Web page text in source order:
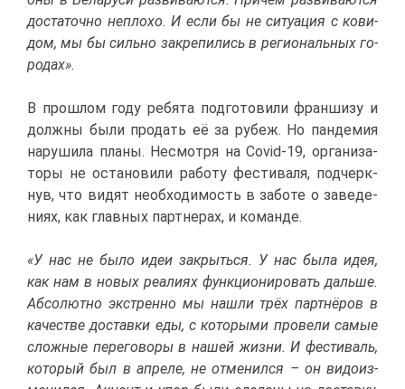
до­ста­точ­но непло­хо. И ес­ли бы не си­ту­а­ция с ко­ви­
дом, мы бы силь­но за­кре­пи­лись в ре­ги­о­наль­ных го­
ро­дах».
В про­шлом го­ду ре­бя­та под­го­то­ви­ли фран­ши­зу и
долж­ны бы­ли про­дать её за ру­беж. Но пан­де­мия
на­ру­ши­ла пла­ны. Несмот­ря на Covid-19, ор­га­ни­за­
то­ры не оста­но­ви­ли ра­бо­ту фе­сти­ва­ля, под­черк­
нув, что ви­дят необ­хо­ди­мость в за­бо­те о за­ве­де­
ни­ях, как глав­ных парт­не­рах, и ко­ман­де.
«У нас не бы­ло идеи за­крыть­ся. У нас бы­ла идея,
как нам в но­вых ре­а­ли­ях функ­ци­о­ни­ро­вать даль­ше.
Аб­со­лют­но экс­трен­но мы на­шли трёх парт­нё­ров в
ка­че­стве до­став­ки еды, с ко­то­ры­ми про­ве­ли са­мые
слож­ные пе­ре­го­во­ры в на­шей жиз­ни. И фе­сти­валь,
ко­то­рый был в ап­ре­ле, не от­ме­нил­ся – он ви­до­из­